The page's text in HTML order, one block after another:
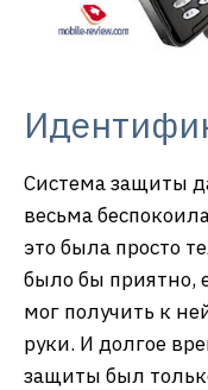
Система защиты
весьма
это была просто
было бы приятно,
мог получить к
руки. И долгое
защиты был